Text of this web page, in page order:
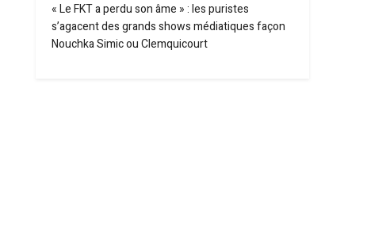
« Le FKT a perdu son âme » : les puristes
s’agacent des grands shows médiatiques façon
Nouchka Simic ou Clemquicourt